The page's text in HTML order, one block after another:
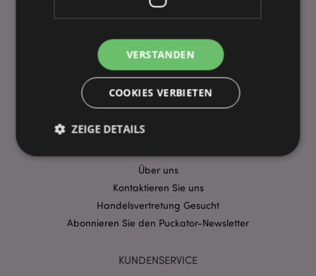
Leitfaden für Kundeninformationen
Dateneinspeisung für Kunden
Moderner Sklaverei und Ethik
CPNP Referenz
Über uns
Kontaktieren Sie uns
Handelsvertretung Gesucht
Abonnieren Sie den Puckator-Newsletter
KUNDENSERVICE
VERSTANDEN
COOKIES VERBIETEN
ZEIGE DETAILS
Unbedingt notwendige
Leistungs
Ausrichten
Funktions
Ohne unbedingt notwendige cookies kann die